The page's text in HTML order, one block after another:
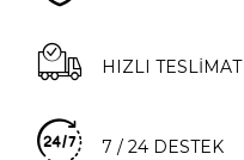
HIZLI TESLİMAT
7 / 24 DESTEK